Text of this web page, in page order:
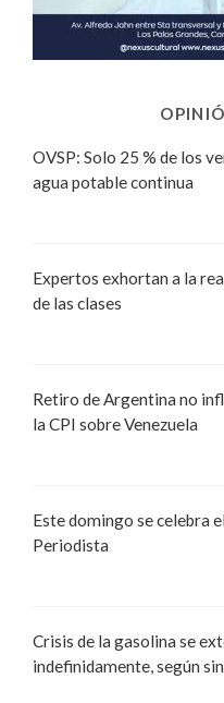
OVSP: Solo 25 % de los
agua potable continua
Expertos exhortan a la
de las clases
Retiro de Argentina no
la CPI sobre Venezuela
Este domingo se celebra
Periodista
Crisis de la gasolina se
indefinidamente, según